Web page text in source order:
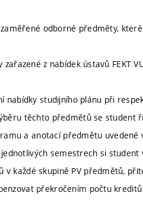
odborné předměty,
z nabídek ústavů FEKT
nabídky studijního plánu při
těchto předmětů se student
a anotací předmětu uvedené
semestrech si student
každé skupině PV předmětů,
překročením počtu kreditů